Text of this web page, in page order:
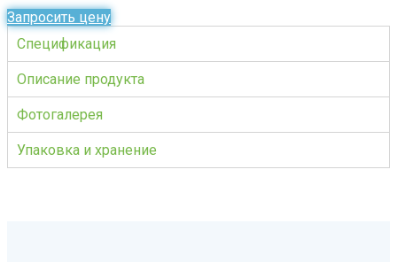
Запросить цену
Спецификация
Описание продукта
Фотогалерея
Упаковка и хранение